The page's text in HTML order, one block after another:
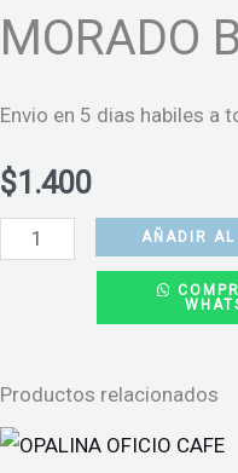
MORADO
Envio en 5 dias habiles a
$1.400
MANTEL
MORADO
BIG
PARTY
AÑADIR
Productos relacionados